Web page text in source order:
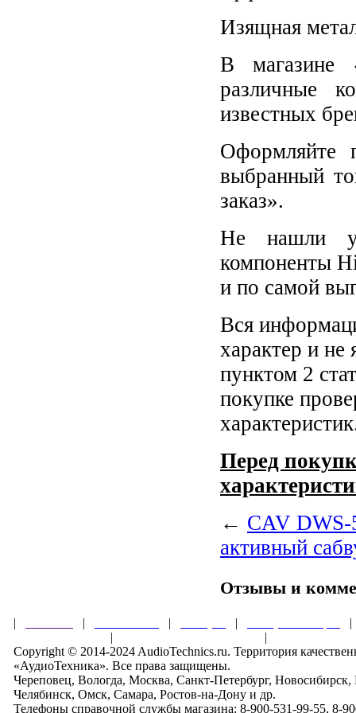
Изящная
В магазине
различные
известных
Оформляйте
выбранный
заказ».
Не нашли у
компоненты
и по самой
Вся
характер и не
пунктом 2
покупке
Перед
← CAV DWS-
активный
Отзывы и
| | | |
|
|
Copyright © 2014-2024 AudioTechnics.ru. Территория
«АудиоТехника». Все права защищены.
Череповец, Вологда, Москва, Санкт-Петербург,
Челябинск, Омск, Самара, Ростов-на-Дону и др.
Телефоны справочной службы магазина: 8-900-531-99-55, 8-